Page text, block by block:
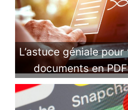
L’astuce géniale
documents en